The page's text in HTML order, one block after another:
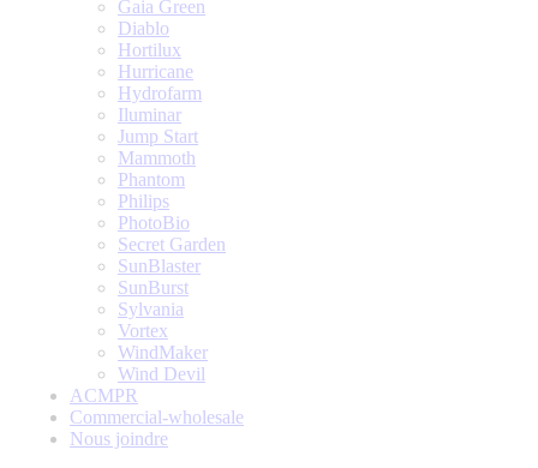
Gaia Green
Diablo
Hortilux
Hurricane
Hydrofarm
Iluminar
Jump Start
Mammoth
Phantom
Philips
PhotoBio
Secret Garden
SunBlaster
SunBurst
Sylvania
Vortex
WindMaker
Wind Devil
ACMPR
Commercial-wholesale
Nous joindre